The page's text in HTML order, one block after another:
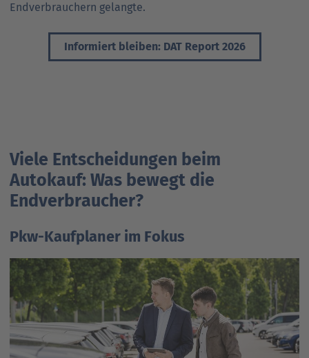
Endverbrauchern gelangte.
Informiert bleiben: DAT Report 2026
Viele Entscheidungen beim
Autokauf: Was bewegt die
Endverbraucher?
Pkw-Kaufplaner im Fokus